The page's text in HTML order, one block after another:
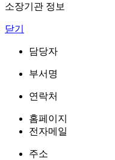
소장기관 정보
닫기
담당자
부서명
연락처
홈페이지
전자메일
주소